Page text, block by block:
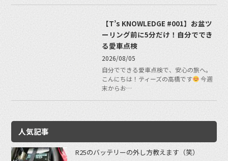
【T’s KNOWLEDGE #001】お盆ツ
ーリング前に5分だけ！自分ででき
る愛車点検
2026/08/05
自分でできる愛車点検で、安心の旅へ。
こんにちは！ティーズの高橋です
今週
末からお…
人気記事
R25のバッテリーの外し方教えます（笑）